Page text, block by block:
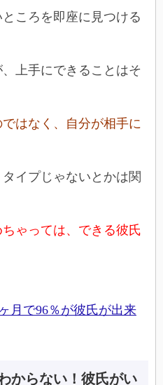
ころを即座に見つける
上手にできることはそ
はなく、自分が相手に
タイプじゃないとかは関
ゃっては、できる彼氏
月で96％が彼氏が出来
からない！彼氏がい